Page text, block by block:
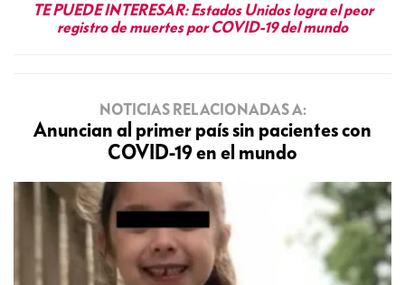
TE PUEDE INTERESAR:Estados Unidos logra el peor
registro de muertes por COVID-19 del mundo
NOTICIAS RELACIONADAS A:
Anuncian al primer país sin pacientes con
COVID-19 en el mundo